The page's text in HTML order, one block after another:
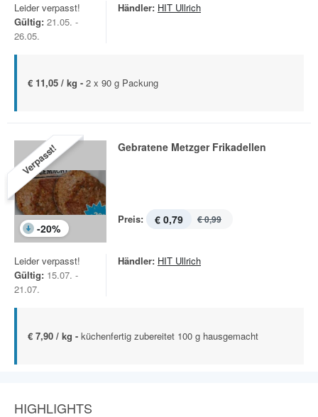
Leider verpasst!
Gültig: 21.05. -
26.05.
Händler: HIT Ullrich
€ 11,05 / kg - 2 x 90 g Packung
Verpasst!
-20%
Gebratene Metzger Frikadellen
Preis: € 0,79 € 0,99
Leider verpasst!
Gültig: 15.07. -
21.07.
Händler: HIT Ullrich
€ 7,90 / kg - küchenfertig zubereitet 100 g hausgemacht
HIGHLIGHTS